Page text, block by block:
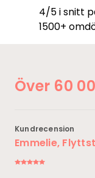
4/5 i snitt
1500+
Över 60
Kundrecension
Emmelie,